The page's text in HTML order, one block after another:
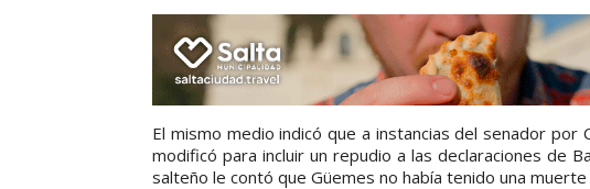
El mismo medio indicó que a instancias del senador
modificó para incluir un repudio a las declaraciones de
salteño le contó que Güemes no había tenido una